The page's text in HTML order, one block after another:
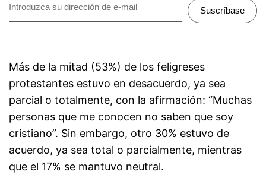
Suscríbase
Más de la mitad (53%) de los feligreses
protestantes estuvo en desacuerdo, ya sea
parcial o totalmente, con la afirmación: “Muchas
personas que me conocen no saben que soy
cristiano”. Sin embargo, otro 30% estuvo de
acuerdo, ya sea total o parcialmente, mientras
que el 17% se mantuvo neutral.